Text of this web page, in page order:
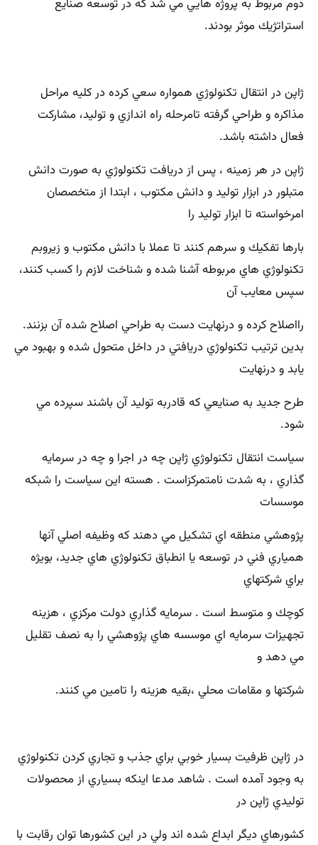
دوم مربوط به پروژه هايي مي شد كه در توسعه صنايع
استراتژيك موثر بودند.
ژاپن در انتقال تكنولوژي همواره سعي كرده در كليه مراحل
مذاكره و طراحي گرفته تامرحله راه اندازي و توليد، مشاركت
فعال داشته باشد.
ژاپن در هر زمينه ، پس از دريافت تكنولوژي به صورت دانش
متبلور در ابزار توليد و دانش مكتوب ، ابتدا از متخصصان
امرخواسته تا ابزار توليد را
بارها تفكيك و سرهم كنند تا عملا با دانش مكتوب و زيروبم
تكنولوژي هاي مربوطه آشنا شده و شناخت لازم را كسب كنند،
سپس معايب آن
رااصلاح كرده و درنهايت دست به طراحي اصلاح شده آن بزنند.
بدين ترتيب تكنولوژي دريافتي در داخل متحول شده و بهبود مي
يابد و درنهايت
طرح جديد به صنايعي كه قادربه توليد آن باشند سپرده مي
شود.
سياست انتقال تكنولوژي ژاپن چه در اجرا و چه در سرمايه
گذاري ، به شدت نامتمركزاست . هسته اين سياست را شبكه
موسسات
پژوهشي منطقه اي تشكيل مي دهند كه وظيفه اصلي آنها
همياري فني در توسعه يا انطباق تكنولوژي هاي جديد، بويژه
براي شركتهاي
كوچك و متوسط است . سرمايه گذاري دولت مركزي ، هزينه
تجهيزات سرمايه اي موسسه هاي پژوهشي را به نصف تقليل
مي دهد و
شركتها و مقامات محلي ،بقيه هزينه را تامين مي كنند.
در ژاپن ظرفيت بسيار خوبي براي جذب و تجاري كردن تكنولوژي
به وجود آمده است . شاهد مدعا اينكه بسياري از محصولات
توليدي ژاپن در
كشورهاي ديگر ابداع شده اند ولي در اين كشورها توان رقابت با